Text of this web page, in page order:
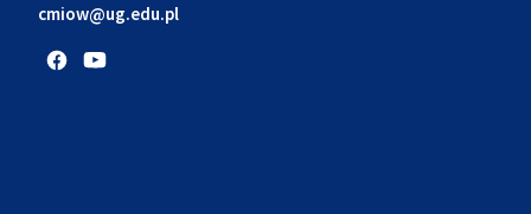
cmiow@ug.edu.pl